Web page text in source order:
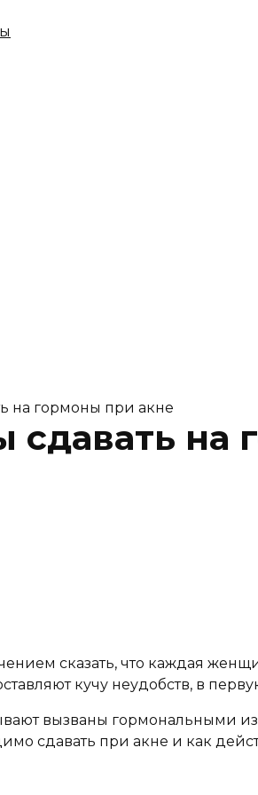
на гормоны при акне
сдавать на
сказать, что каждая
кучу неудобств, в
вызваны гормональными
сдавать при акне и как